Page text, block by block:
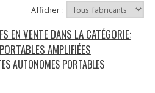
Nos Promotions
Votre Devis
Afficher :
EN VENTE DANS LA CATÉGORIE:
AMPLIFIÉES
AUTONOMES PORTABLES